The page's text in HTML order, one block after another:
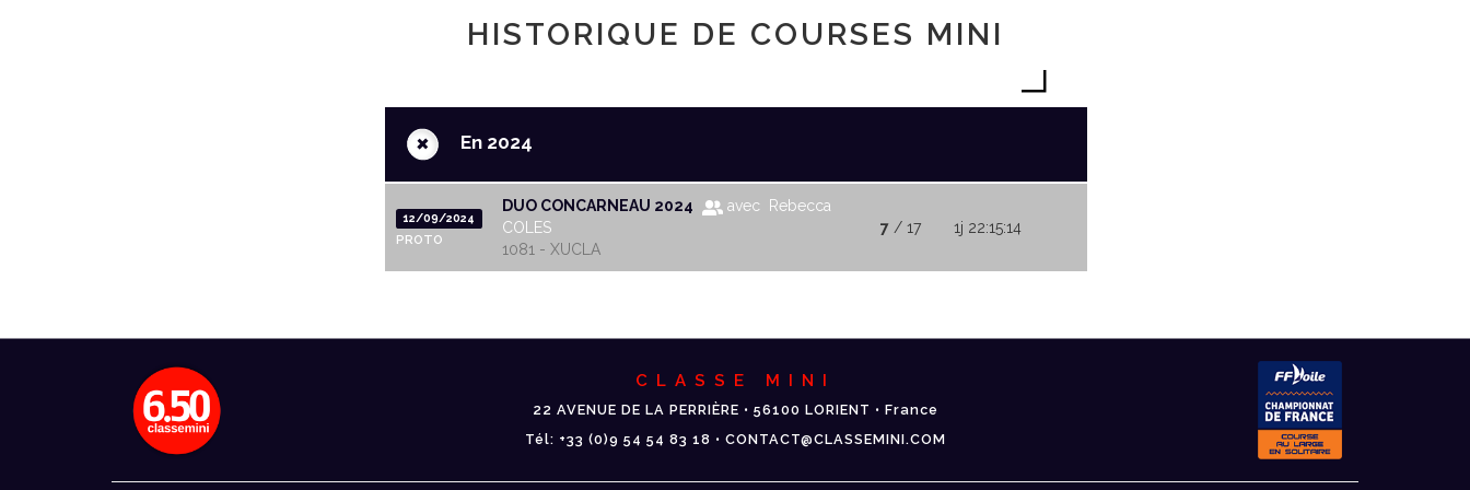
HISTORIQUE DE COURSES MINI
+ En 2024
12/09/2024
PROTO
DUO CONCARNEAU 2024
avec Rebecca
COLES
1081 - XUCLA
7 / 17 1j 22:15:14
CLASSE MINI
22 AVENUE DE LA PERRIÈRE • 56100 LORIENT • France
Tél: +33 (0)9 54 54 83 18 • CONTACT@CLASSEMINI.COM